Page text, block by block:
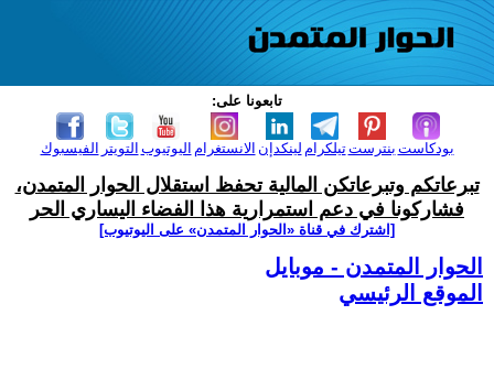
تابعونا على:
الفيسبوك التويتر اليوتيوب الانستغرام لينكدإن تيلكرامبنترست بودكاست
تبرعاتكم وتبرعاتكن المالية تحفظ استقلال الحوار المتمدن،
فشاركونا في دعم استمرارية هذا الفضاء اليساري الحر
[اشترك في قناة ‫«الحوار المتمدن» على اليوتيوب]
الحوار المتمدن - موبايل
الموقع الرئيسي